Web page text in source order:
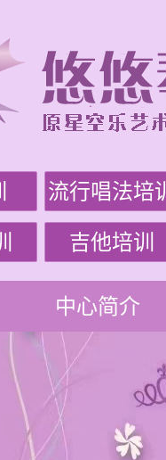
流行唱法培训
吉他培训
中心简介